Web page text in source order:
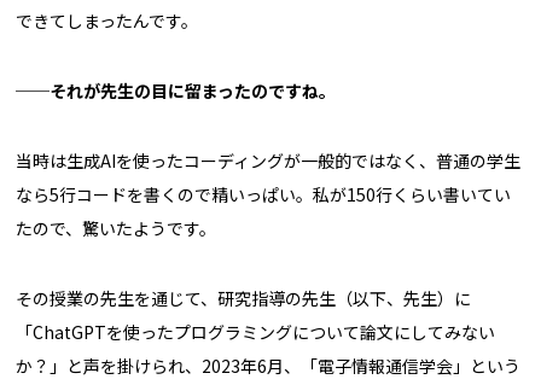
できてしまったんです。
──それが先生の目に留まったのですね。
当時は生成AIを使ったコーディングが一般的ではなく、普通の学生
なら5行コードを書くので精いっぱい。私が150行くらい書いてい
たので、驚いたようです。
その授業の先生を通じて、研究指導の先生（以下、先生）に
「ChatGPTを使ったプログラミングについて論文にしてみない
か？」と声を掛けられ、2023年6月、「電子情報通信学会」という